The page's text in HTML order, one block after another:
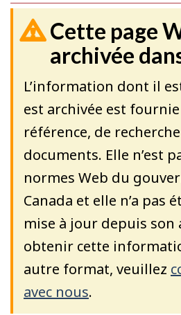
Cette page
archivée
L’information dont il
est archivée est
référence, de
documents. Elle n’est
normes Web du
Canada et elle n’a pas
mise à jour depuis son
obtenir cette
autre format, veuillez
avec nous.